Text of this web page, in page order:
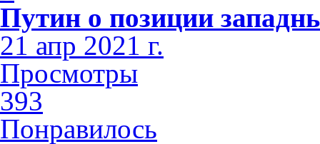
Путин о позиции
21 апр 2021 г.
Просмотры
393
Понравилось